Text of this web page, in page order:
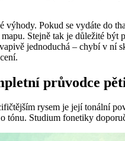
Pokud se vydáte do
Stejně tak je důležité být
jednoduchá – chybí v ní
průvodce
rysem je její tonální
tónu. Studium fonetiky